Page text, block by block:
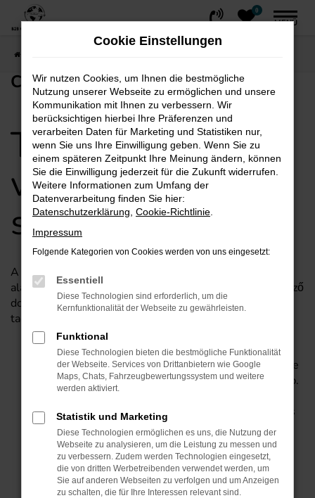
Zum
springen
0
MENÜ
CHECKLISTE UNGARISCH
Tájékoztató lista
vásárlóink
számára
A megnövekedett dokumentációs kötelezettségek
alapján a Német Adóhivatal azonnali hatállyal a következő
dokumentumokat és tájékoztatásokat kéri az EU
tagállamokba történő kiviteleknél:
A cég teljes és pontos címe, telefonszáma, fax-
száma, e-mail címe, az iparág/üzletág megnevezése
és ha van, akkor az internet-cím, névjegykártya, stb.
Európai forgalmiadó-azonosító szám.
Kivonat a cégbírósági nyilvántartásból, iparigazolás
vagy hivatalos cégigazolás (pl. a kereskedelmi
kamarától) másolatban.
A tulajdonos/üzlettárs/ügyvezető útlevelének
másolata, és
az általa aláírt elszállítási meghatalmazás
Cookie Einstellungen
Wir nutzen Cookies, um Ihnen die bestmögliche
Nutzung unserer Webseite zu ermöglichen und unsere
Kommunikation mit Ihnen zu verbessern. Wir
berücksichtigen hierbei Ihre Präferenzen und
verarbeiten Daten für Marketing und Statistiken nur,
wenn Sie uns Ihre Einwilligung geben. Wenn Sie zu
einem späteren Zeitpunkt Ihre Meinung ändern, können
Sie die Einwilligung jederzeit für die Zukunft widerrufen.
Weitere Informationen zum Umfang der
Datenverarbeitung finden Sie hier:
Datenschutzerklärung Cookie-Richtlinie
Impressum
Folgende Kategorien von Cookies werden von uns eingesetzt:
Essentiell
Diese Technologien sind erforderlich, um die
Kernfunktionalität der Webseite zu gewährleisten.
Funktional
Diese Technologien bieten die bestmögliche Funktionalität
der Webseite. Services von Drittanbietern wie Google
Maps, Chats, Fahrzeugbewertungssystem und weitere
werden aktiviert.
Statistik und Marketing
Diese Technologien ermöglichen es uns, die Nutzung der
Webseite zu analysieren, um die Leistung zu messen und
zu verbessern. Zudem werden Technologien eingesetzt,
die von dritten Werbetreibenden verwendet werden, um
Sie auf anderen Webseiten zu verfolgen und um Anzeigen
zu schalten, die für Ihre Interessen relevant sind.